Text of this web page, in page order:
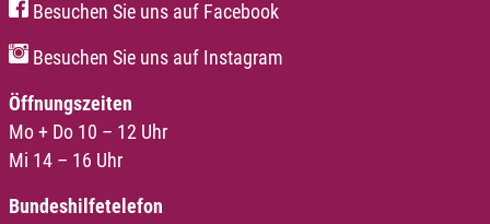
Besuchen Sie uns auf Facebook
Besuchen Sie uns auf Instagram
Öffnungszeiten
Mo + Do 10 – 12 Uhr
Mi 14 – 16 Uhr
Bundeshilfetelefon